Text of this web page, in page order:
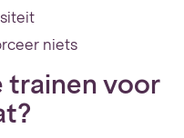
niets
trainen voor